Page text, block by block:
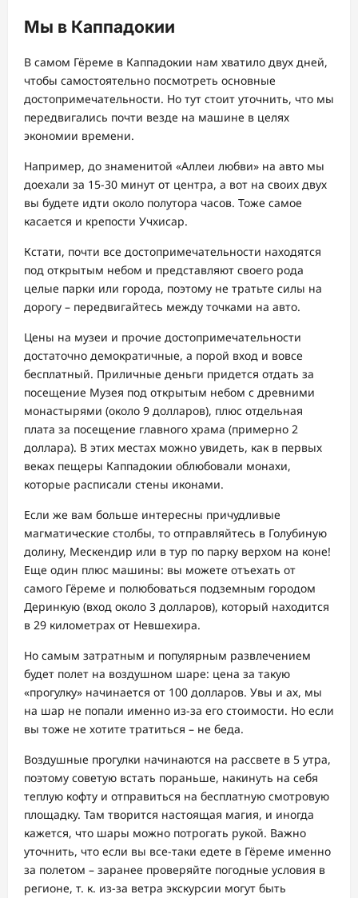
Мы в Каппадокии
В самом Гёреме в Каппадокии нам хватило двух дней,
чтобы самостоятельно посмотреть основные
достопримечательности. Но тут стоит уточнить, что мы
передвигались почти везде на машине в целях
экономии времени.
Например, до знаменитой «Аллеи любви» на авто мы
доехали за 15-30 минут от центра, а вот на своих двух
вы будете идти около полутора часов. Тоже самое
касается и крепости Учхисар.
Кстати, почти все достопримечательности находятся
под открытым небом и представляют своего рода
целые парки или города, поэтому не тратьте силы на
дорогу – передвигайтесь между точками на авто.
Цены на музеи и прочие достопримечательности
достаточно демократичные, а порой вход и вовсе
бесплатный. Приличные деньги придется отдать за
посещение Музея под открытым небом с древними
монастырями (около 9 долларов), плюс отдельная
плата за посещение главного храма (примерно 2
доллара). В этих местах можно увидеть, как в первых
веках пещеры Каппадокии облюбовали монахи,
которые расписали стены иконами.
Если же вам больше интересны причудливые
магматические столбы, то отправляйтесь в Голубиную
долину, Мескендир или в тур по парку верхом на коне!
Еще один плюс машины: вы можете отъехать от
самого Гёреме и полюбоваться подземным городом
Деринкую (вход около 3 долларов), который находится
в 29 километрах от Невшехира.
Но самым затратным и популярным развлечением
будет полет на воздушном шаре: цена за такую
«прогулку» начинается от 100 долларов. Увы и ах, мы
на шар не попали именно из-за его стоимости. Но если
вы тоже не хотите тратиться – не беда.
Воздушные прогулки начинаются на рассвете в 5 утра,
поэтому советую встать пораньше, накинуть на себя
теплую кофту и отправиться на бесплатную смотровую
площадку. Там творится настоящая магия, и иногда
кажется, что шары можно потрогать рукой. Важно
уточнить, что если вы все-таки едете в Гёреме именно
за полетом – заранее проверяйте погодные условия в
регионе, т. к. из-за ветра экскурсии могут быть